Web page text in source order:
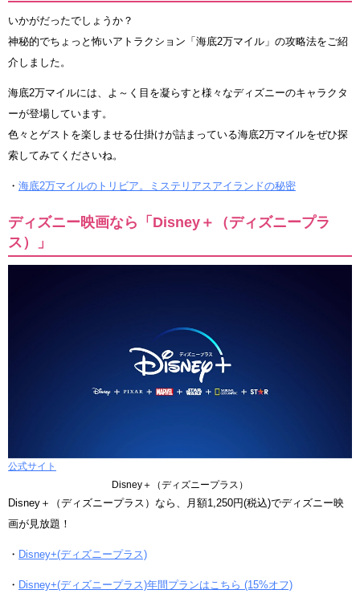
いかがだったでしょうか？
神秘的でちょっと怖いアトラクション「海底2万マイル」の攻略法をご紹
介しました。
海底2万マイルには、よ～く目を凝らすと様々なディズニーのキャラクタ
ーが登場しています。
色々とゲストを楽しませる仕掛けが詰まっている海底2万マイルをぜひ探
索してみてくださいね。
・ 海底2万マイルのトリビア。ミステリアスアイランドの秘密
ディズニー映画なら「Disney＋（ディズニープラ
ス）」
公式サイト
Disney＋（ディズニープラス）
Disney＋（ディズニープラス）なら、月額1,250円(税込)でディズニー映
画が見放題！
・ Disney+(ディズニープラス)
・ Disney+(ディズニープラス)年間プランはこちら (15%オフ)